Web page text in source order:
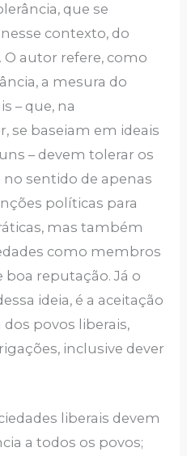
que se
contexto, do
autor refere, como
a mesura do
– que, na
se baseiam em ideais
– devem tolerar os
sentido de apenas
políticas para
mas também
como membros
reputação. Já o
ideia, é a aceitação
povos liberais,
inclusive dever
liberais devem
a todos os povos;